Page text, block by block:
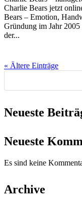
Charlie Bears jetzt
Bears – Emotion,
Gründung im Jahr
der...
« Ältere Einträge
Neueste
Neueste
Es sind keine
Archive